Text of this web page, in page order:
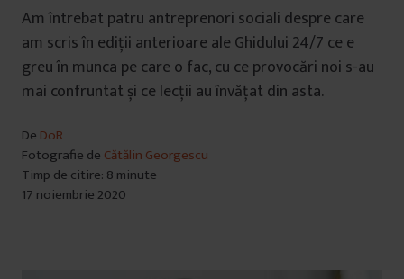
Am întrebat patru antreprenori sociali despre care
am scris în ediții anterioare ale Ghidului 24/7 ce e
greu în munca pe care o fac, cu ce provocări noi s-au
mai confruntat și ce lecții au învățat din asta.
De DoR
Fotografie de Cătălin Georgescu
Timp de citire: 8 minute
17 noiembrie 2020